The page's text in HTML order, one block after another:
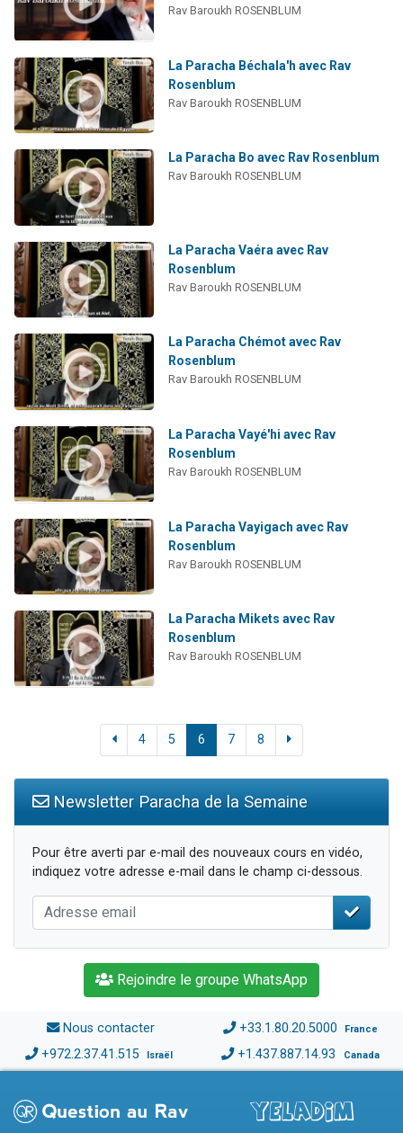
Il reste 49 places pour étudier en groupe sur Zoom
2 nouvelles musiques dans Torah-Box Music
Rav Baroukh ROSENBLUM
La Paracha Béchala'h avec Rav
Rosenblum
Rav Baroukh ROSENBLUM
La Paracha Bo avec Rav Rosenblum
Rav Baroukh ROSENBLUM
La Paracha Vaéra avec Rav
Rosenblum
Rav Baroukh ROSENBLUM
La Paracha Chémot avec Rav
Rosenblum
Rav Baroukh ROSENBLUM
La Paracha Vayé'hi avec Rav
Rosenblum
Rav Baroukh ROSENBLUM
La Paracha Vayigach avec Rav
Rosenblum
Rav Baroukh ROSENBLUM
La Paracha Mikets avec Rav
Rosenblum
Rav Baroukh ROSENBLUM
4 5 6 7 8
Newsletter Paracha de la Semaine
Pour être averti par e-mail des nouveaux cours en vidéo,
indiquez votre adresse e-mail dans le champ ci-dessous.
Rejoindre le groupe WhatsApp
Nous contacter +33.1.80.20.5000 France
+972.2.37.41.515 Israël +1.437.887.14.93 Canada